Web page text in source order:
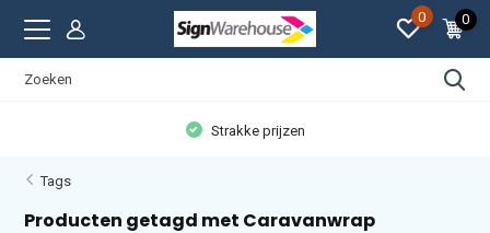
0 0
Strakke prijzen
Tags
Producten getagd met Caravanwrap